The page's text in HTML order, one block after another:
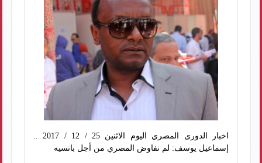
اخبار الدورى المصري اليوم الاثنين 25 / 12 / 2017 ..
إسماعيل يوسف: لم نفاوض المصري من أجل بانسيه